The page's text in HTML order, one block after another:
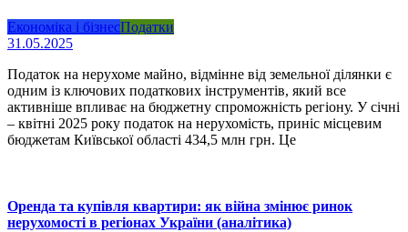
Економіка і бізнесПодатки
31.05.2025
Податок на нерухоме майно, відмінне від земельної ділянки є
одним із ключових податкових інструментів, який все
активніше впливає на бюджетну спроможність регіону. У січні
– квітні 2025 року податок на нерухомість, приніс місцевим
бюджетам Київської області 434,5 млн грн. Це
Оренда та купівля квартири: як війна змінює ринок
нерухомості в регіонах України (аналітика)